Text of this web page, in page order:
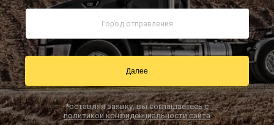
8 (800) 505-40-85
Звонок по России бесплатно
sale@simtruck-negabarit.ru
Заказать звонок
Далее
*оставляя заявку, вы соглашаетесь с
политикой конфиденциальности сайта